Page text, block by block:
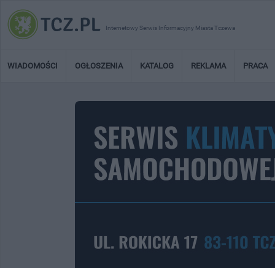
Internetowy Serwis Informacyjny Miasta Tczewa
WIADOMOŚCI OGŁOSZENIA KATALOG REKLAMA PRACA